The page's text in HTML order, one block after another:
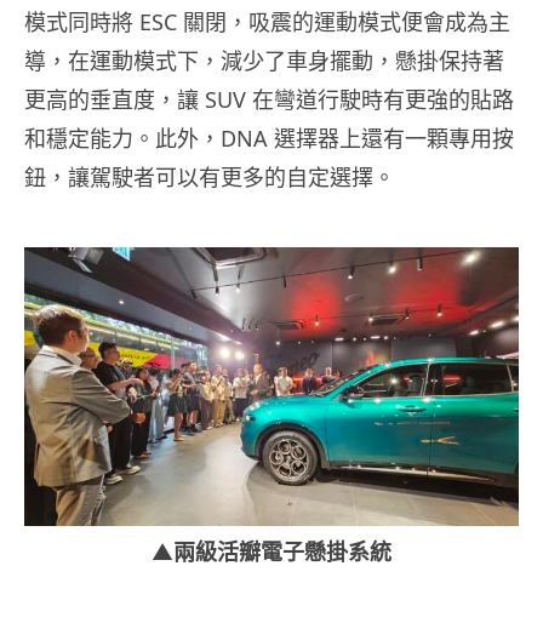
模式同時將 ESC 關閉，吸震的運動模式便會成為主
導，在運動模式下，減少了車身擺動，懸掛保持著
更高的垂直度，讓 SUV 在彎道行駛時有更強的貼路
和穩定能力。此外，DNA 選擇器上還有一顆專用按
鈕，讓駕駛者可以有更多的自定選擇。
▲兩級活瓣電子懸掛系統